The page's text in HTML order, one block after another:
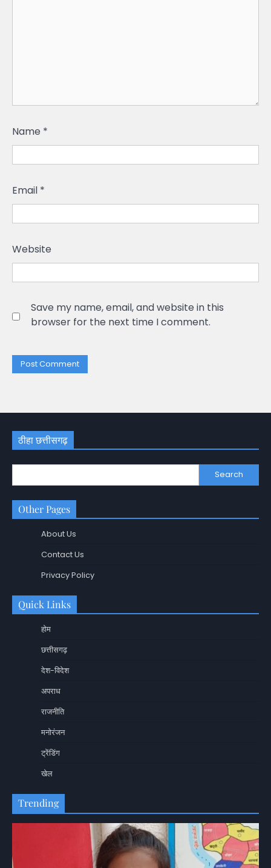
Name *
Email *
Website
Save my name, email, and website in this
browser for the next time I comment.
ठीहा छत्तीसगढ़
Search
Other Pages
About Us
Contact Us
Privacy Policy
Quick Links
होम
छत्तीसगढ़
देश-विदेश
अपराध
राजनीति
मनोरंजन
ट्रेंडिंग
खेल
Trending